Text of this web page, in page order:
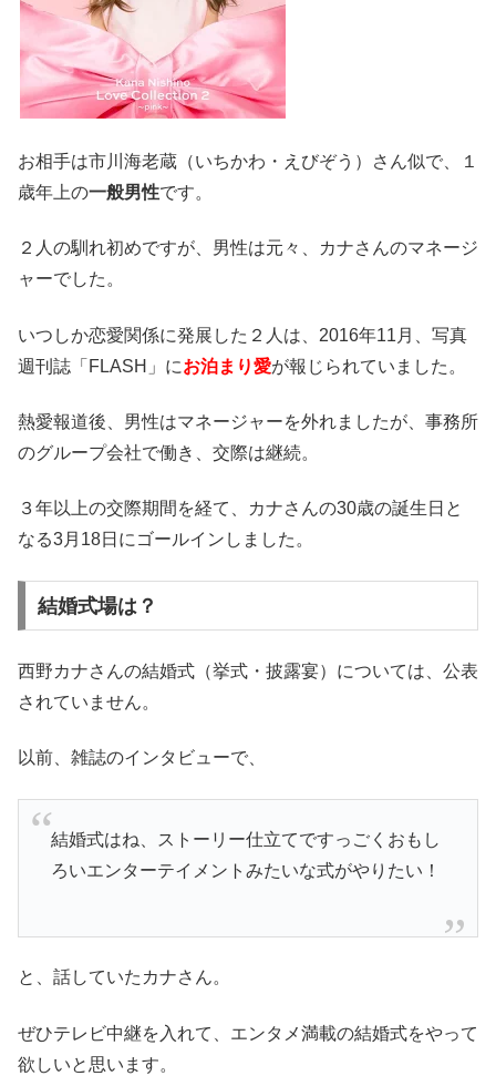
お相手は市川海老蔵（いちかわ・えびぞう）さん似で、１
歳年上の一般男性です。
２人の馴れ初めですが、男性は元々、カナさんのマネージ
ャーでした。
いつしか恋愛関係に発展した２人は、2016年11月、写真
週刊誌「FLASH」にお泊まり愛が報じられていました。
熱愛報道後、男性はマネージャーを外れましたが、事務所
のグループ会社で働き、交際は継続。
３年以上の交際期間を経て、カナさんの30歳の誕生日と
なる3月18日にゴールインしました。
結婚式場は？
西野カナさんの結婚式（挙式・披露宴）については、公表
されていません。
以前、雑誌のインタビューで、
結婚式はね、ストーリー仕立てですっごくおもし
ろいエンターテイメントみたいな式がやりたい！
と、話していたカナさん。
ぜひテレビ中継を入れて、エンタメ満載の結婚式をやって
欲しいと思います。